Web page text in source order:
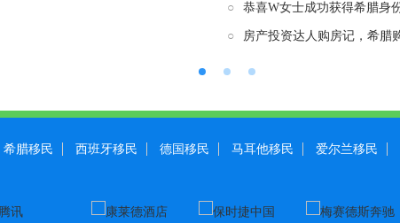
○ 恭喜W女士成功获得希腊身
○ 房产投资达人购房记，希腊
希腊移民 西班牙移民 德国移民 马耳他移民 爱尔兰移民